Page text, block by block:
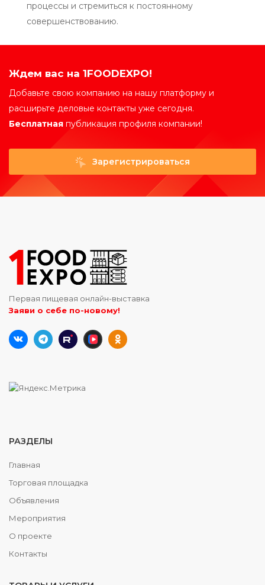
процессы и стремиться к постоянному
совершенствованию.
Ждем вас на 1FOODEXPO!
Добавьте свою компанию на нашу платформу и
расширьте деловые контакты уже сегодня.
Бесплатная публикация профиля компании!
Зарегистрироваться
Первая пищевая онлайн-выставка
Заяви о себе по-новому!
РАЗДЕЛЫ
Главная
Торговая площадка
Объявления
Мероприятия
О проекте
Контакты